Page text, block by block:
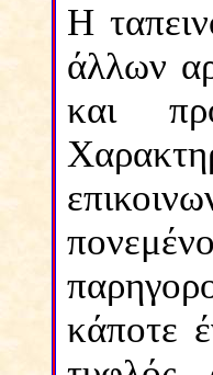
Η
άλλων
και
κάποτε